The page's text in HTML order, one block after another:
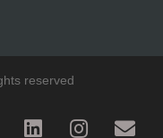
reserved